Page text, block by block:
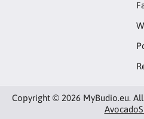
Copyright © 2026 MyBudio.eu.